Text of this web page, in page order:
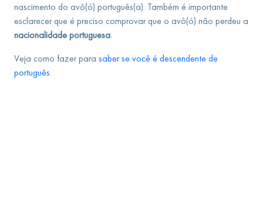
nascimento do avô(ó) português(a). Também é importante
esclarecer que é preciso comprovar que o avô(ó) não perdeu a
nacionalidade portuguesa.
Veja como fazer para saber se você é descendente de
português.